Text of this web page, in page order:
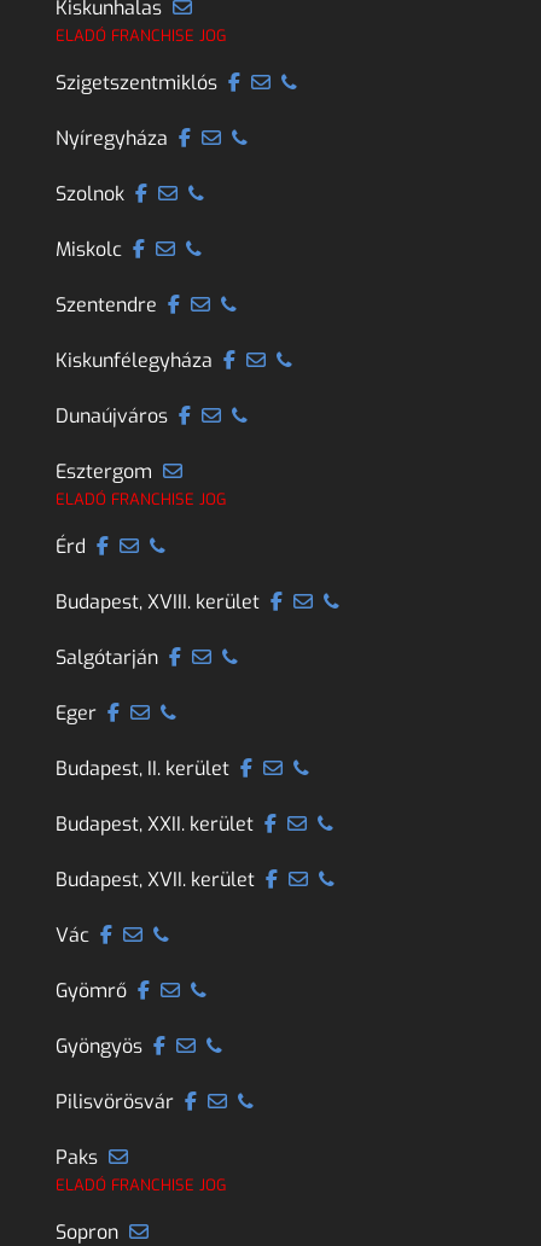
Kiskunhalas
ELADÓ FRANCHISE JOG
Szigetszentmiklós
Nyíregyháza
Szolnok
Miskolc
Szentendre
Kiskunfélegyháza
Dunaújváros
Esztergom
ELADÓ FRANCHISE JOG
Érd
Budapest, XVIII. kerület
Salgótarján
Eger
Budapest, II. kerület
Budapest, XXII. kerület
Budapest, XVII. kerület
Vác
Gyömrő
Gyöngyös
Pilisvörösvár
Paks
ELADÓ FRANCHISE JOG
Sopron